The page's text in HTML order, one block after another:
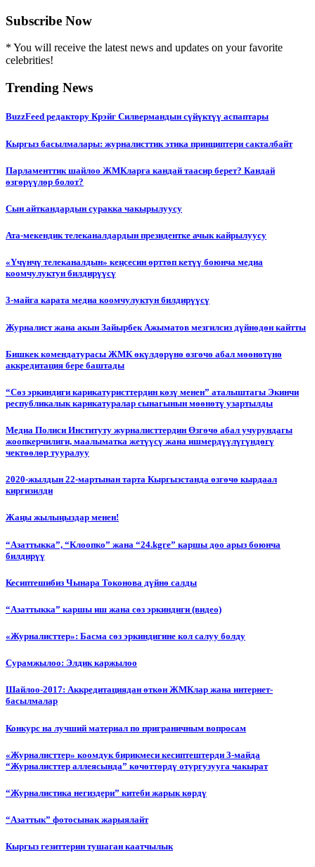
Subscribe Now
* You will receive the latest news and updates on your favorite
celebrities!
Trending News
BuzzFeed редактору Крэйг Силвермандын сүйүктүү аспаптары
Кыргыз басылмалары: журналисттик этика принциптери сакталбайт
Парламенттик шайлоо ЖМКларга кандай таасир берет? Кандай
өзгөрүүлөр болот?
Сын айткандардын суракка чакырылуусу
Ата-мекендик телеканалдардын президентке ачык кайрылуусу
«Үчүнчү телеканалдын» кеңсесин өрттөп кетүү боюнча медиа
коомчулуктун билдирүүсү
3-майга карата медиа коомчулуктун билдирүүсү
Журналист жана акын Зайырбек Ажыматов мезгилсиз дүйнөдөн кайтты
Бишкек комендатурасы ЖМК өкүлдөрүнө өзгөчө абал мөөнөтүнө
аккредитация бере баштады
“Сөз эркиндиги карикатуристтердин көзү менен” аталыштагы Экинчи
республикалык карикатуралар сынагынын мөөнөтү узартылды
Медиа Полиси Институту журналисттердин Өзгөчө абал учурундагы
жоопкерчилиги, маалыматка жетүүсү жана ишмердүүлүгүндөгү
чектөөлөр тууралуу
2020-жылдын 22-мартынан тарта Кыргызстанда өзгөчө кырдаал
киргизилди
Жаңы жылыңыздар менен!
“Азаттыкка”, “Клоопко” жана “24.kgге” каршы доо арыз боюнча
билдирүү
Кесиптешибиз Чынара Токонова дүйнө салды
“Азаттыкка” каршы иш жана сөз эркиндиги (видео)
«Журналисттер»: Басма сөз эркиндигине кол салуу болду
Сурамжылоо: Элдик каржылоо
Шайлоо-2017: Аккредитациядан өткөн ЖМКлар жана интернет-
басылмалар
Конкурс на лучший материал по приграничным вопросам
«Журналисттер» коомдук бирикмеси кесиптештерди 3-майда
“Журналисттер аллеясында” көчөттөрдү отургузууга чакырат
“Журналистика негиздери” китеби жарык көрдү
“Азаттык” фотосынак жарыялайт
Кыргыз гезиттерин тушаган каатчылык